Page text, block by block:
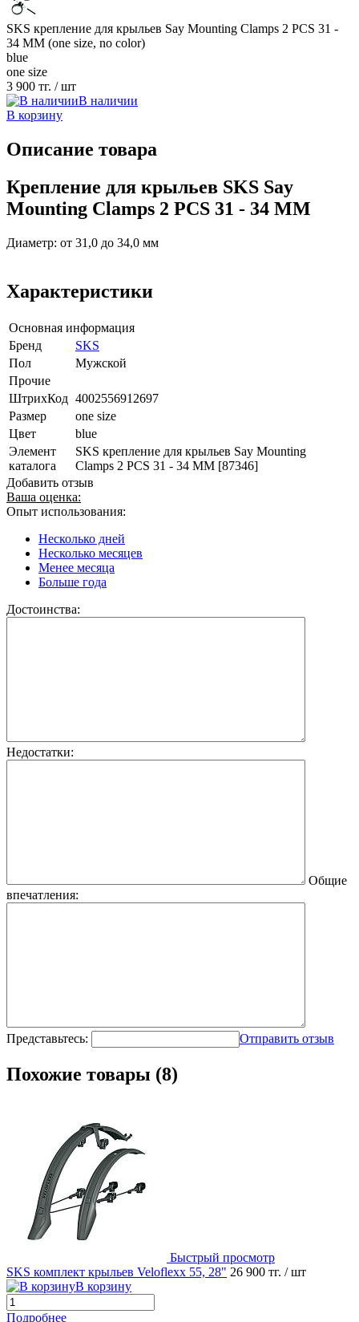
SKS крепление для крыльев Say Mounting Clamps 2 PCS 31 -
34 MM (one size, no color)
blue
one size
3 900 тг. / шт
В наличии
В корзину
Описание товара
Крепление для крыльев SKS Say
Mounting Clamps 2 PCS 31 - 34 MM
Диаметр: от 31,0 до 34,0 мм
Характеристики
Основная информация
Бренд
SKS
Пол
Мужской
Прочие
ШтрихКод 4002556912697
Размер
one size
Цвет
blue
Элемент
каталога
SKS крепление для крыльев Say Mounting
Clamps 2 PCS 31 - 34 MM [87346]
Добавить отзыв
Ваша оценка:
Опыт использования:
Несколько дней
Несколько месяцев
Менее месяца
Больше года
Достоинства:
Недостатки:
Общие
впечатления:
Представьтесь: Отправить отзыв
Похожие товары (8)
Быстрый просмотр
SKS комплект крыльев Veloflexx 55, 28" 26 900 тг. / шт
В корзину
Подробнее